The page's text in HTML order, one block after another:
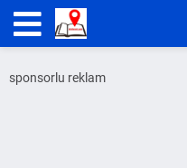
sponsorlu reklam